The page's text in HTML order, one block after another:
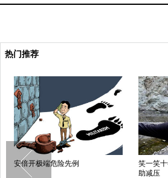
热门推荐
安倍开极端危险先例
笑一笑
助减压